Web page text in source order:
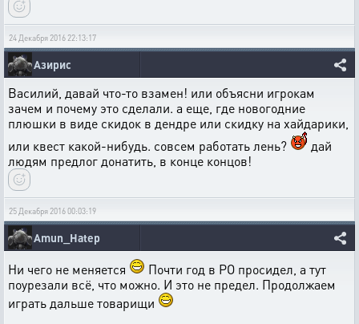
24 Декабря 2016 22:13:17
Азирис
Василий, давай что-то взамен! или объясни игрокам
зачем и почему это сделали. а еще, где новогодние
плюшки в виде скидок в дендре или скидку на хайдарики,
или квест какой-нибудь. совсем работать лень?
дай
людям предлог донатить, в конце концов!
25 Декабря 2016 00:03:19
Amun_Hatep
Ни чего не меняется
Почти год в РО просидел, а тут
поурезали всё, что можно. И это не предел. Продолжаем
играть дальше товарищи